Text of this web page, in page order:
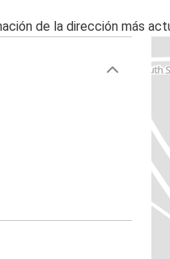
de la dirección más